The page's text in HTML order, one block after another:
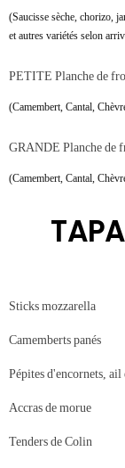
(Saucisse sèche, chorizo,
et autres variétés selon
PETITE Planche de
(Camembert, Cantal,
GRANDE Planche de
(Camembert, Cantal,
Sticks mozzarella
Camemberts panés
Pépites d'encornets, ail
Accras de morue
Tenders de Colin